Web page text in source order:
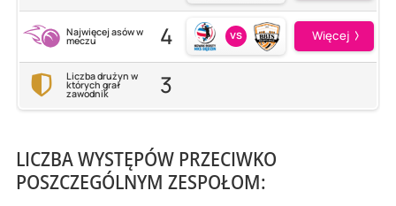
Najwięcej asów w
meczu 4 vs Więcej
Liczba drużyn w
których grał
zawodnik 3
LICZBA WYSTĘPÓW PRZECIWKO
POSZCZEGÓLNYM ZESPOŁOM: